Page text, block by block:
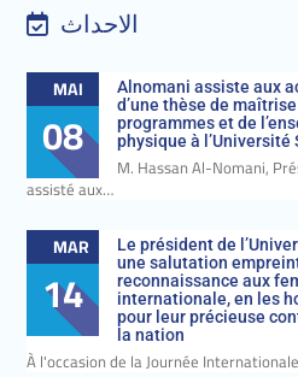
الاحداث
MAI
08
Alnomani assiste aux
d’une thèse de
programmes et de
physique à l’Université
M. Hassan Al-Nomani,
assisté aux…
MAR
14
Le président de
une salutation
reconnaissance aux
internationale, en les
pour leur précieuse
la nation
À l'occasion de la Journée